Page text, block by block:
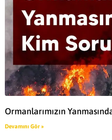
Ormanlarımızın
Devamını Gör »